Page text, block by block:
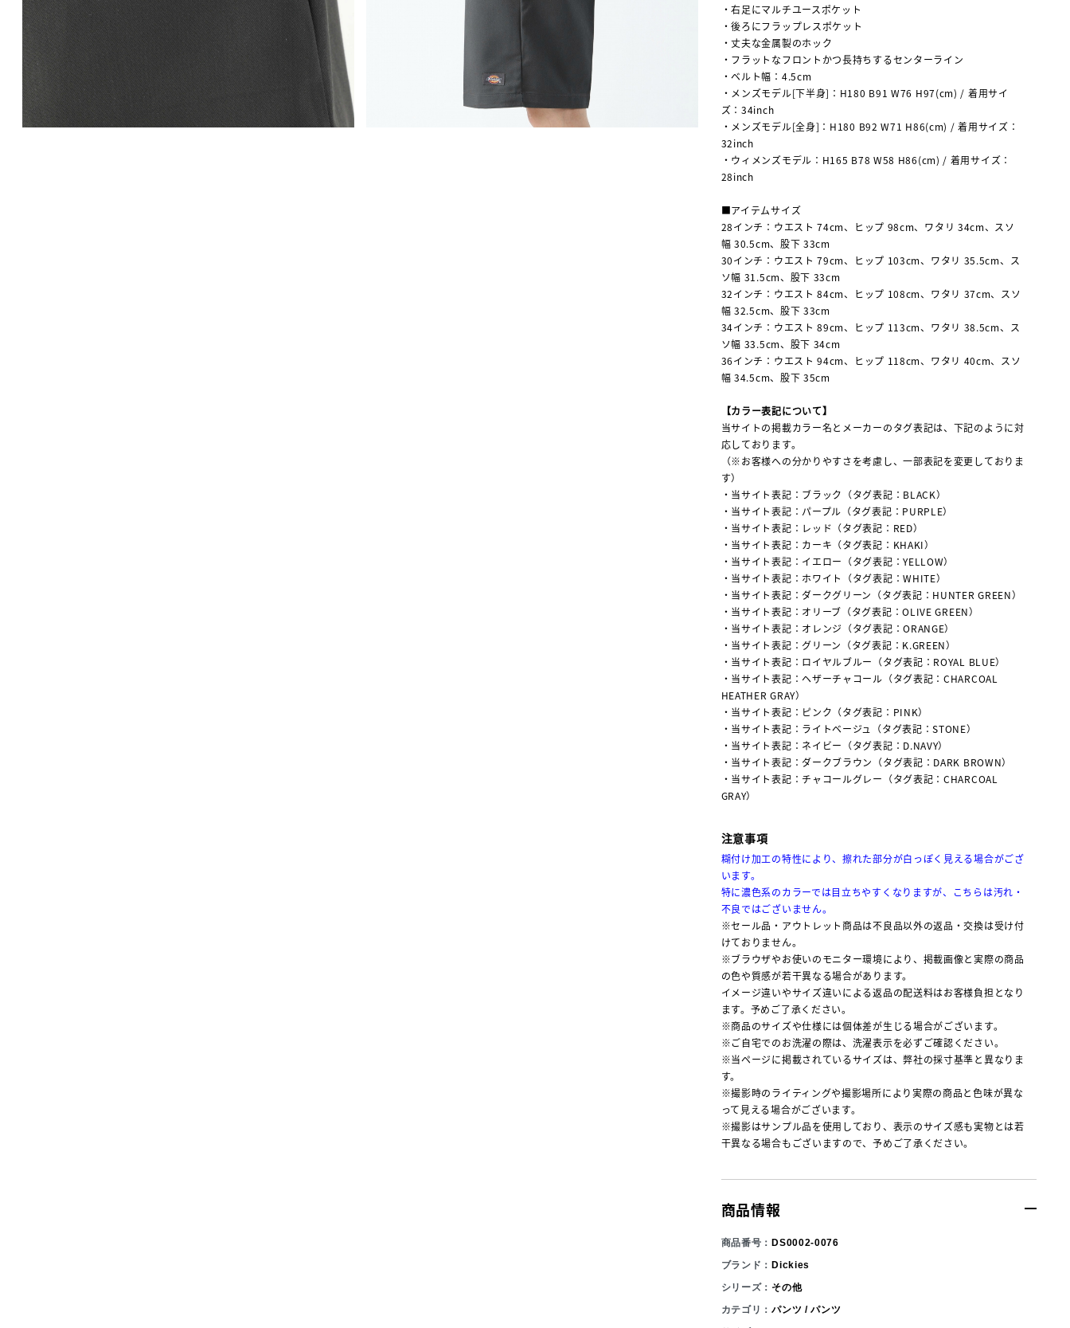
・右足にマルチユースポケット
・後ろにフラップレスポケット
・丈夫な金属製のホック
・フラットなフロントかつ長持ちするセンターライン
・ベルト幅：4.5cm
・メンズモデル[下半身]：H180 B91 W76 H97(cm) / 着用サイ
ズ：34inch
・メンズモデル[全身]：H180 B92 W71 H86(cm) / 着用サイズ：
32inch
・ウィメンズモデル：H165 B78 W58 H86(cm) / 着用サイズ：
28inch
■アイテムサイズ
28インチ：ウエスト 74cm、ヒップ 98cm、ワタリ 34cm、スソ
幅 30.5cm、股下 33cm
30インチ：ウエスト 79cm、ヒップ 103cm、ワタリ 35.5cm、ス
ソ幅 31.5cm、股下 33cm
32インチ：ウエスト 84cm、ヒップ 108cm、ワタリ 37cm、スソ
幅 32.5cm、股下 33cm
34インチ：ウエスト 89cm、ヒップ 113cm、ワタリ 38.5cm、ス
ソ幅 33.5cm、股下 34cm
36インチ：ウエスト 94cm、ヒップ 118cm、ワタリ 40cm、スソ
幅 34.5cm、股下 35cm
【カラー表記について】
当サイトの掲載カラー名とメーカーのタグ表記は、下記のように対
応しております。
（※お客様への分かりやすさを考慮し、一部表記を変更しておりま
す）
・当サイト表記：ブラック（タグ表記：BLACK）
・当サイト表記：パープル（タグ表記：PURPLE）
・当サイト表記：レッド（タグ表記：RED）
・当サイト表記：カーキ（タグ表記：KHAKI）
・当サイト表記：イエロー（タグ表記：YELLOW）
・当サイト表記：ホワイト（タグ表記：WHITE）
・当サイト表記：ダークグリーン（タグ表記：HUNTER GREEN）
・当サイト表記：オリーブ（タグ表記：OLIVE GREEN）
・当サイト表記：オレンジ（タグ表記：ORANGE）
・当サイト表記：グリーン（タグ表記：K.GREEN）
・当サイト表記：ロイヤルブルー（タグ表記：ROYAL BLUE）
・当サイト表記：ヘザーチャコール（タグ表記：CHARCOAL
HEATHER GRAY）
・当サイト表記：ピンク（タグ表記：PINK）
・当サイト表記：ライトベージュ（タグ表記：STONE）
・当サイト表記：ネイビー（タグ表記：D.NAVY）
・当サイト表記：ダークブラウン（タグ表記：DARK BROWN）
・当サイト表記：チャコールグレー（タグ表記：CHARCOAL
GRAY）
注意事項
糊付け加工の特性により、擦れた部分が白っぽく見える場合がござ
います。
特に濃色系のカラーでは目立ちやすくなりますが、こちらは汚れ・
不良ではございません。
※セール品・アウトレット商品は不良品以外の返品・交換は受け付
けておりません。
※ブラウザやお使いのモニター環境により、掲載画像と実際の商品
の色や質感が若干異なる場合があります。
イメージ違いやサイズ違いによる返品の配送料はお客様負担となり
ます。予めご了承ください。
※商品のサイズや仕様には個体差が生じる場合がございます。
※ご自宅でのお洗濯の際は、洗濯表示を必ずご確認ください。
※当ページに掲載されているサイズは、弊社の採寸基準と異なりま
す。
※撮影時のライティングや撮影場所により実際の商品と色味が異な
って見える場合がございます。
※撮影はサンプル品を使用しており、表示のサイズ感も実物とは若
干異なる場合もございますので、予めご了承ください。
商品情報
商品番号：DS0002-0076
ブランド：Dickies
シリーズ： その他
カテゴリ：パンツ / パンツ